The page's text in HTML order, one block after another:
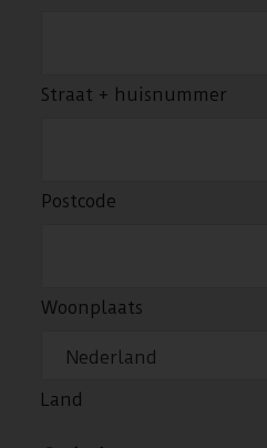
Straat + huisnummer
Postcode
Woonplaats
Land